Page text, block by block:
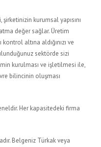
kurumsal yapısını
değer sağlar. Üretim
altına aldığınızı ve
sektörde sizi
kurulması ve işletilmesi ile,
bilincinin oluşması
Her kapasitedeki firma
Belgeniz Türkak veya